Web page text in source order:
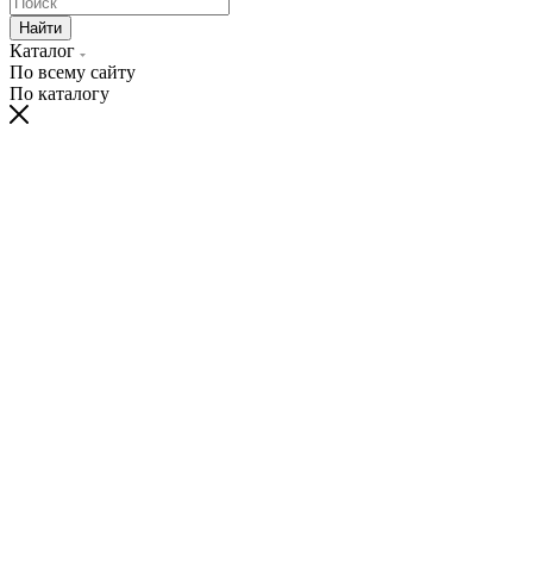
Найти
Каталог
По всему сайту
По каталогу